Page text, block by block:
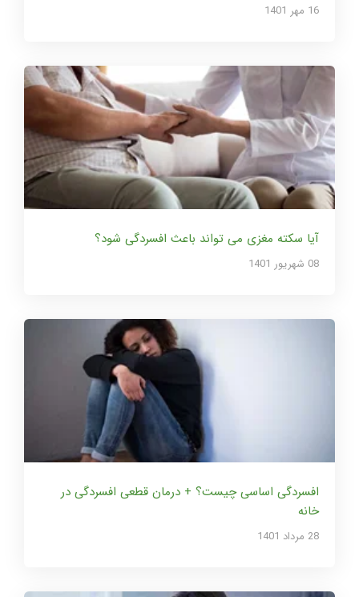
16 مهر 1401
آیا سکته مغزی می تواند باعث افسردگی شود؟
08 شهریور 1401
افسردگی اساسی چیست؟ + درمان قطعی افسردگی در
خانه
28 مرداد 1401